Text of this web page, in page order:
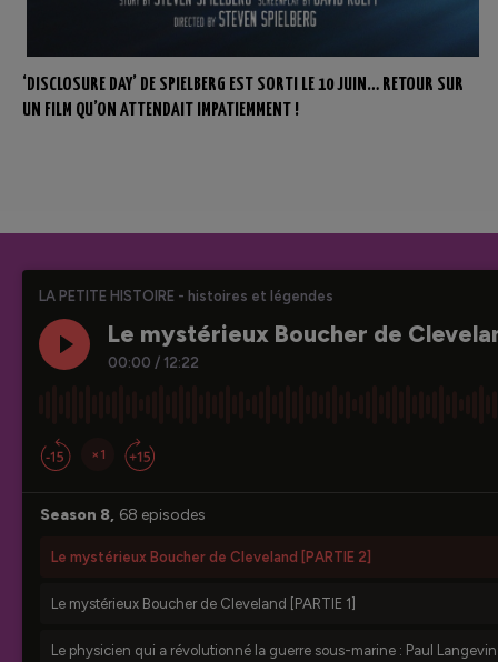
‘DISCLOSURE DAY’ DE SPIELBERG EST SORTI LE 10 JUIN… RETOUR SUR
UN FILM QU’ON ATTENDAIT IMPATIEMMENT !